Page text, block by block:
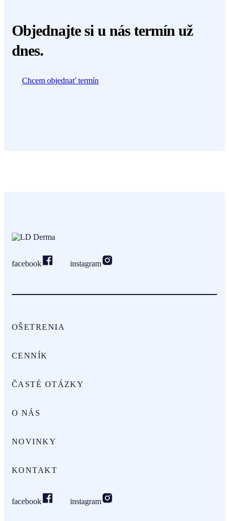
Objednajtesi u nás termín už
dnes.
Chcem objednať termín
facebook instagram
OŠETRENIA
CENNÍK
ČASTÉ OTÁZKY
O NÁS
NOVINKY
KONTAKT
facebook instagram